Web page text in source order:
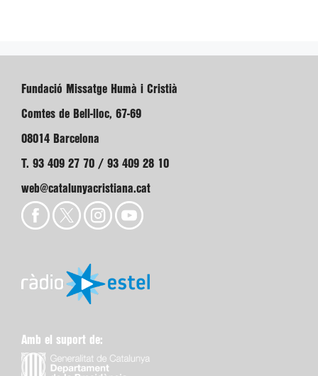
Fundació Missatge Humà i Cristià
Comtes de Bell-lloc, 67-69
08014 Barcelona
T. 93 409 27 70 / 93 409 28 10
web@catalunyacristiana.cat
Amb el suport de: